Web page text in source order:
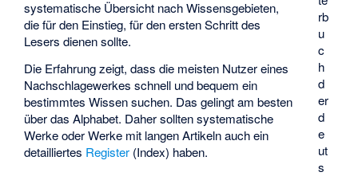
rb
u
c
h
d
er
d
e
ut
s
systematische Übersicht nach Wissensgebieten,
die für den Einstieg, für den ersten Schritt des
Lesers dienen sollte.
Die Erfahrung zeigt, dass die meisten Nutzer eines
Nachschlagewerkes schnell und bequem ein
bestimmtes Wissen suchen. Das gelingt am besten
über das Alphabet. Daher sollten systematische
Werke oder Werke mit langen Artikeln auch ein
detailliertes Register (Index) haben.